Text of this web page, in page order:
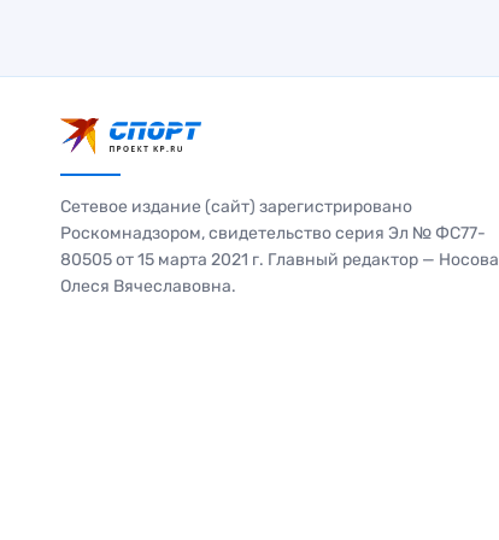
Сетевое издание (сайт) зарегистрировано
Роскомнадзором, свидетельство серия Эл № ФС77-
80505 от 15 марта 2021 г. Главный редактор — Носова
Олеся Вячеславовна.